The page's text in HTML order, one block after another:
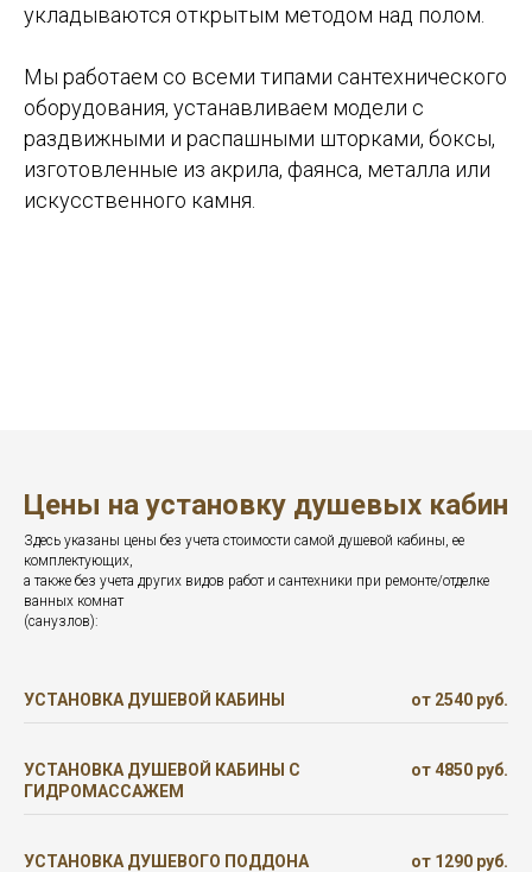
укладываются открытым методом над полом.
Мы работаем со всеми типами сантехнического
оборудования, устанавливаем модели с
раздвижными и распашными шторками, боксы,
изготовленные из акрила, фаянса, металла или
искусственного камня.
Цены на установку душевых кабин
Здесь указаны цены без учета стоимости самой душевой кабины, ее
комплектующих,
а также без учета других видов работ и сантехники при ремонте/отделке
ванных комнат
(санузлов):
УСТАНОВКА ДУШЕВОЙ КАБИНЫ от 2540 руб.
УСТАНОВКА ДУШЕВОЙ КАБИНЫ С
ГИДРОМАССАЖЕМ
от 4850 руб.
УСТАНОВКА ДУШЕВОГО ПОДДОНА от 1290 руб.